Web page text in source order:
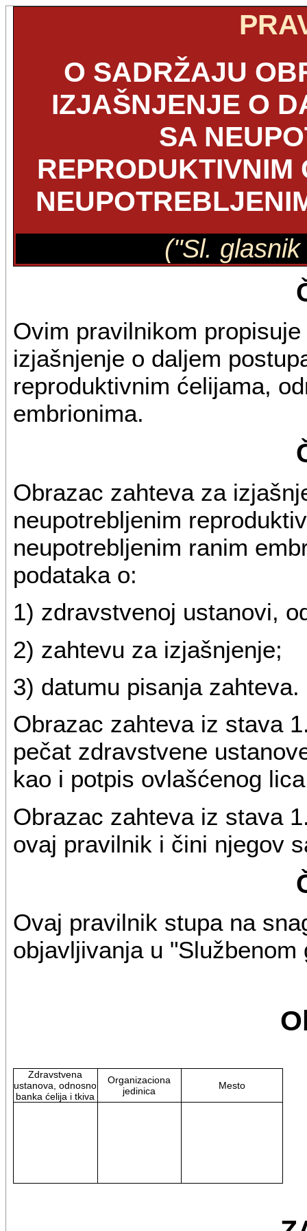
O SADRŽAJU
IZJAŠNJENJE O
SA
("Sl.
Ovim pravilnikom
izjašnjenje o daljem
reproduktivnim ćelijama,
embrionima.
Obrazac zahteva za
neupotrebljenim
neupotrebljenim ranim
podataka o:
1) zdravstvenoj ustanovi,
2) zahtevu za izjašnjenje;
3) datumu pisanja zahteva.
Obrazac zahteva iz stava
pečat zdravstvene
kao i potpis ovlašćenog
Obrazac zahteva iz stava
ovaj pravilnik i čini njegov
Ovaj pravilnik stupa na
objavljivanja u
Zdravstvena
ustanova, odnosno
banka ćelija i tkiva
Organizaciona
jedinica
Mesto